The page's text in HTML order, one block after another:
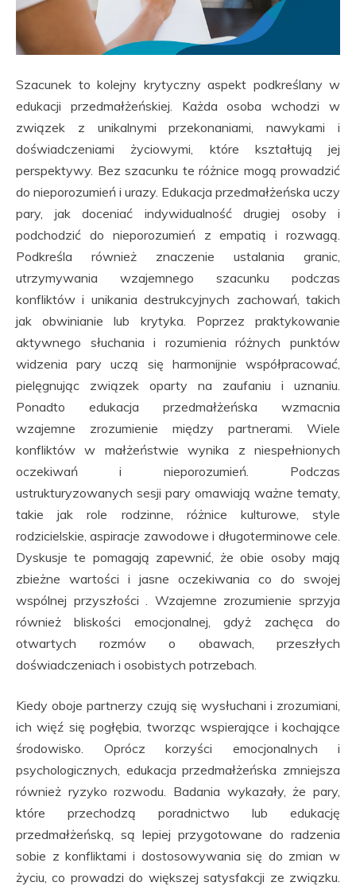
Szacunek to kolejny krytyczny aspekt podkreślany w
edukacji przedmałżeńskiej. Każda osoba wchodzi w
związek z unikalnymi przekonaniami, nawykami i
doświadczeniami życiowymi, które kształtują jej
perspektywy. Bez szacunku te różnice mogą prowadzić
do nieporozumień i urazy. Edukacja przedmałżeńska uczy
pary, jak doceniać indywidualność drugiej osoby i
podchodzić do nieporozumień z empatią i rozwagą.
Podkreśla również znaczenie ustalania granic,
utrzymywania wzajemnego szacunku podczas
konfliktów i unikania destrukcyjnych zachowań, takich
jak obwinianie lub krytyka. Poprzez praktykowanie
aktywnego słuchania i rozumienia różnych punktów
widzenia pary uczą się harmonijnie współpracować,
pielęgnując związek oparty na zaufaniu i uznaniu.
Ponadto edukacja przedmałżeńska wzmacnia
wzajemne zrozumienie między partnerami. Wiele
konfliktów w małżeństwie wynika z niespełnionych
oczekiwań i nieporozumień. Podczas
ustrukturyzowanych sesji pary omawiają ważne tematy,
takie jak role rodzinne, różnice kulturowe, style
rodzicielskie, aspiracje zawodowe i długoterminowe cele.
Dyskusje te pomagają zapewnić, że obie osoby mają
zbieżne wartości i jasne oczekiwania co do swojej
wspólnej przyszłości . Wzajemne zrozumienie sprzyja
również bliskości emocjonalnej, gdyż zachęca do
otwartych rozmów o obawach, przeszłych
doświadczeniach i osobistych potrzebach.
Kiedy oboje partnerzy czują się wysłuchani i zrozumiani,
ich więź się pogłębia, tworząc wspierające i kochające
środowisko. Oprócz korzyści emocjonalnych i
psychologicznych, edukacja przedmałżeńska zmniejsza
również ryzyko rozwodu. Badania wykazały, że pary,
które przechodzą poradnictwo lub edukację
przedmałżeńską, są lepiej przygotowane do radzenia
sobie z konfliktami i dostosowywania się do zmian w
życiu, co prowadzi do większej satysfakcji ze związku.